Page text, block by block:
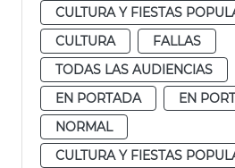
CULTURA Y FIESTAS
CULTURA
FALLAS
TODAS LAS AUDIENCIAS
EN PORTADA
EN
NORMAL
CULTURA Y FIESTAS